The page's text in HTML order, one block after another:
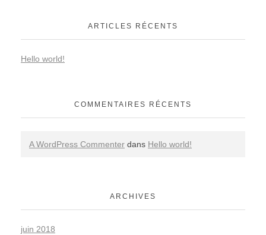
ARTICLES RÉCENTS
Hello world!
COMMENTAIRES RÉCENTS
A WordPress Commenter dans Hello world!
ARCHIVES
juin 2018